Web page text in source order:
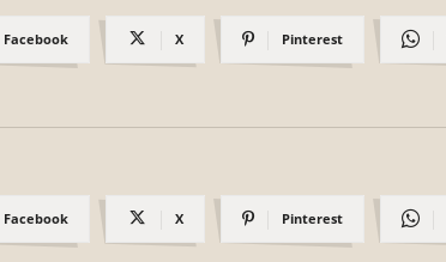
Facebook X Pinterest
Facebook X Pinterest